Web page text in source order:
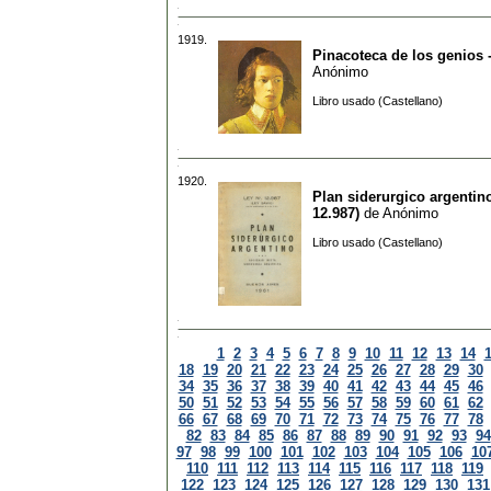
1919.
Pinacoteca de los genios
Anónimo
Libro usado (Castellano)
1920.
Plan siderurgico
12.987) de Anónimo
Libro usado (Castellano)
1 2 3 4 5 6 7 8 9 10 11 12 13 14
18 19 20 21 22 23 24 25 26 27 28 29 30
34 35 36 37 38 39 40 41 42 43 44 45 46
50 51 52 53 54 55 56 57 58 59 60 61 62
66 67 68 69 70 71 72 73 74 75 76 77 78
82 83 84 85 86 87 88 89 90 91 92 93 94
97 98 99 100 101 102 103 104 105 106
110 111 112 113 114 115 116 117 118 119
122 123 124 125 126 127 128 129 130 131